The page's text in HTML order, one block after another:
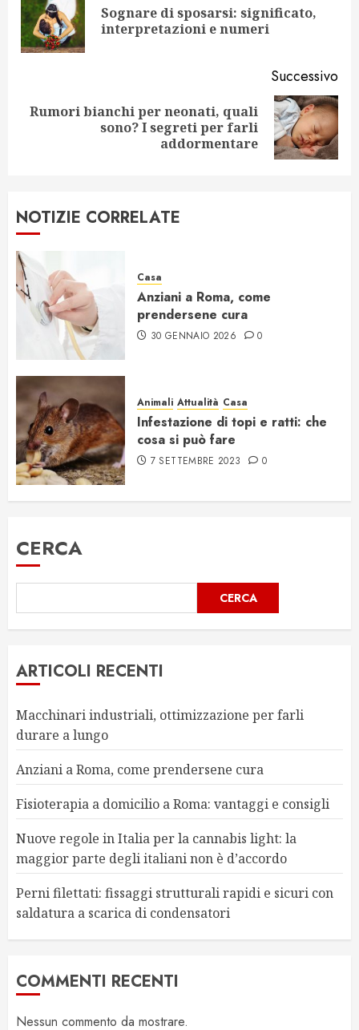
Sognare di sposarsi: significato,
interpretazioni e numeri
Successivo
Articolo
Rumori bianchi per neonati, quali
sono? I segreti per farli
addormentare
NOTIZIE CORRELATE
Casa
Anziani a Roma, come
prendersene cura
30 GENNAIO 2026 0
Animali Attualità Casa
Infestazione di topi e ratti: che
cosa si può fare
7 SETTEMBRE 2023 0
CERCA
CERCA
ARTICOLI RECENTI
Macchinari industriali, ottimizzazione per farli
durare a lungo
Anziani a Roma, come prendersene cura
Fisioterapia a domicilio a Roma: vantaggi e consigli
Nuove regole in Italia per la cannabis light: la
maggior parte degli italiani non è d’accordo
Perni filettati: fissaggi strutturali rapidi e sicuri con
saldatura a scarica di condensatori
COMMENTI RECENTI
Nessun commento da mostrare.